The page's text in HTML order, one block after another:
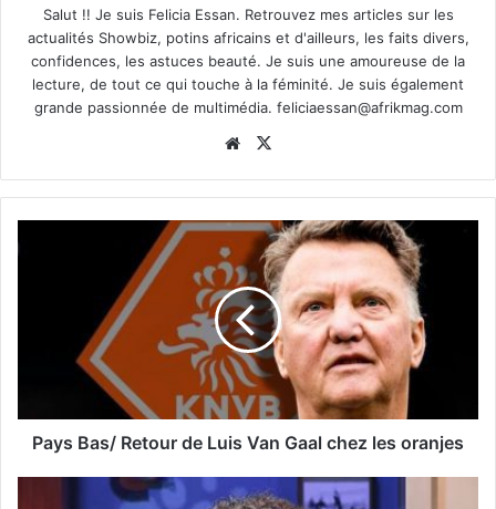
Salut !! Je suis Felicia Essan. Retrouvez mes articles sur les
actualités Showbiz, potins africains et d'ailleurs, les faits divers,
confidences, les astuces beauté. Je suis une amoureuse de la
lecture, de tout ce qui touche à la féminité. Je suis également
grande passionnée de multimédia. feliciaessan@afrikmag.com
Website
Pays Bas/ Retour de Luis Van Gaal chez les oranjes